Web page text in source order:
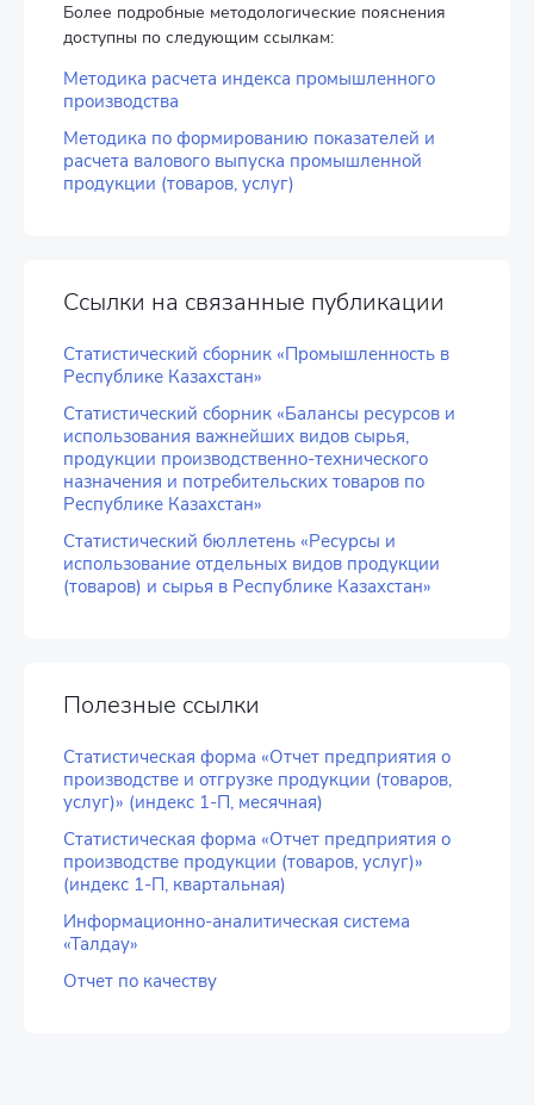
Более подробные методологические пояснения
доступны по следующим ссылкам:
Методика расчета индекса промышленного
производства
Методика по формированию показателей и
расчета валового выпуска промышленной
продукции (товаров, услуг)
Ссылки на связанные публикации
Статистический сборник «Промышленность в
Республике Казахстан»
Статистический сборник «Балансы ресурсов и
использования важнейших видов сырья,
продукции производственно-технического
назначения и потребительских товаров по
Республике Казахстан»
Статистический бюллетень «Ресурсы и
использование отдельных видов продукции
(товаров) и сырья в Республике Казахстан»
Полезные ссылки
Статистическая форма «Отчет предприятия о
производстве и отгрузке продукции (товаров,
услуг)» (индекс 1-П, месячная)
Статистическая форма «Отчет предприятия о
производстве продукции (товаров, услуг)»
(индекс 1-П, квартальная)
Информационно-аналитическая система
«Талдау»
Отчет по качеству